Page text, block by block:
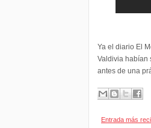
Ya el diario El
Valdivia habían
antes de una
Entrada más